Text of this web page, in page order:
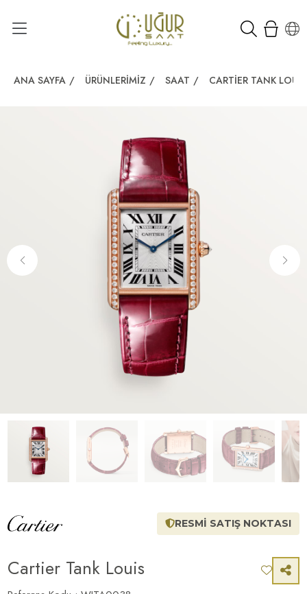
ANA SAYFA / ÜRÜNLERIMIZ / SAAT / CARTIER TANK LOUIS
RESMİ SATIŞ NOKTASI
Cartier Tank Louis